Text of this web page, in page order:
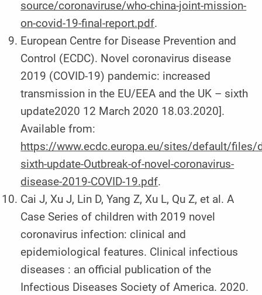
source/coronaviruse/who-china-joint-mission-
on-covid-19-final-report.pdf.
European Centre for Disease Prevention and
Control (ECDC). Novel coronavirus disease
2019 (COVID-19) pandemic: increased
transmission in the EU/EEA and the UK – sixth
update2020 12 March 2020 18.03.2020].
Available from:
https://www.ecdc.europa.eu/sites/default/files/
sixth-update-Outbreak-of-novel-coronavirus-
disease-2019-COVID-19.pdf.
Cai J, Xu J, Lin D, Yang Z, Xu L, Qu Z, et al. A
Case Series of children with 2019 novel
coronavirus infection: clinical and
epidemiological features. Clinical infectious
diseases : an official publication of the
Infectious Diseases Society of America. 2020.